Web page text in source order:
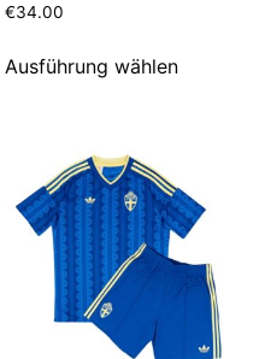
€34.00
Ausführung wählen